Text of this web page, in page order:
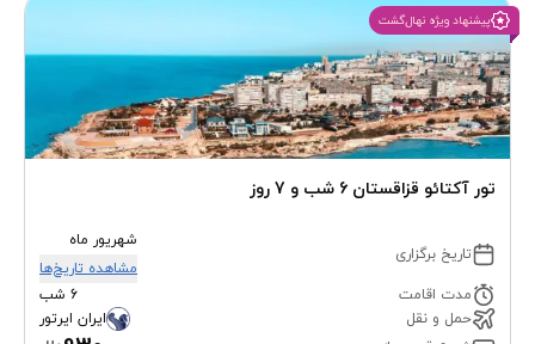
تور آکتائو قزاقستان 6 شب و 7 روز
پیشنهاد ویژه نهال‌گشت
تاریخ برگزاری
شهریور ماه
مشاهده تاریخ‌ها
مدت اقامت
6 شب
حمل و نقل
ایران ایرتور